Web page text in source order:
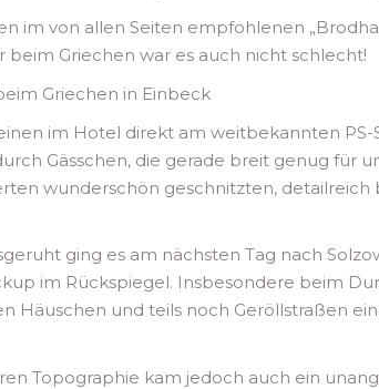
im von allen Seiten empfohlenen
beim Griechen war es auch nicht schlecht!
Griechen in Einbeck
im Hotel direkt am weitbekannten
Gässchen, die gerade breit genug für
wunderschön geschnitzten, detailreich
ging es am nächsten Tag nach
im Rückspiegel. Insbesondere beim
Häuschen und teils noch Geröllstraßen
Topographie kam jedoch auch ein